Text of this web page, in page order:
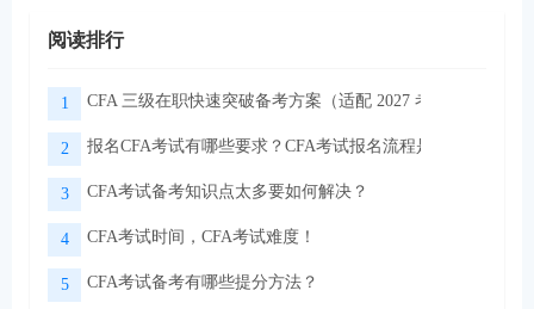
阅读排行
1 CFA 三级在职快速突破备考方案（适配 2027 考季）
2 报名CFA考试有哪些要求？CFA考试报名流程是怎样的？
3 CFA考试备考知识点太多要如何解决？
4 CFA考试时间，CFA考试难度！
5 CFA考试备考有哪些提分方法？